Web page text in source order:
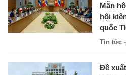
Mẫn
hội
quốc
Tin tức
Đề